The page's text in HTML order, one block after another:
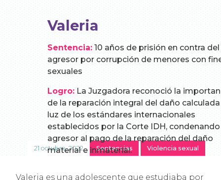
Valeria
Sentencia: 10 años de prisión en contra del
agresor por corrupción de menores con
sexuales
Logro: La Juzgadora reconoció la
de la reparación integral del daño calculada
luz de los estándares internacionales
establecidos por la Corte IDH,
agresor al pago de la reparación del daño
material e inmaterial.
Sentencias Violencia sexual
21 octubre, 2022
Valeria es una adolescente que estudiaba por